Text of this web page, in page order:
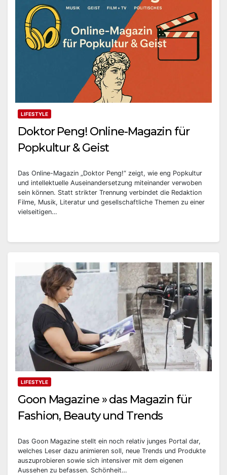
LIFESTYLE
Doktor Peng! Online-Magazin für
Popkultur & Geist
Das Online-Magazin „Doktor Peng!“ zeigt, wie eng Popkultur
und intellektuelle Auseinandersetzung miteinander verwoben
sein können. Statt strikter Trennung verbindet die Redaktion
Filme, Musik, Literatur und gesellschaftliche Themen zu einer
vielseitigen…
LIFESTYLE
Goon Magazine » das Magazin für
Fashion, Beauty und Trends
Das Goon Magazine stellt ein noch relativ junges Portal dar,
welches Leser dazu animieren soll, neue Trends und Produkte
auszuprobieren sowie sich intensiver mit dem eigenen
Aussehen zu befassen. Schönheit…